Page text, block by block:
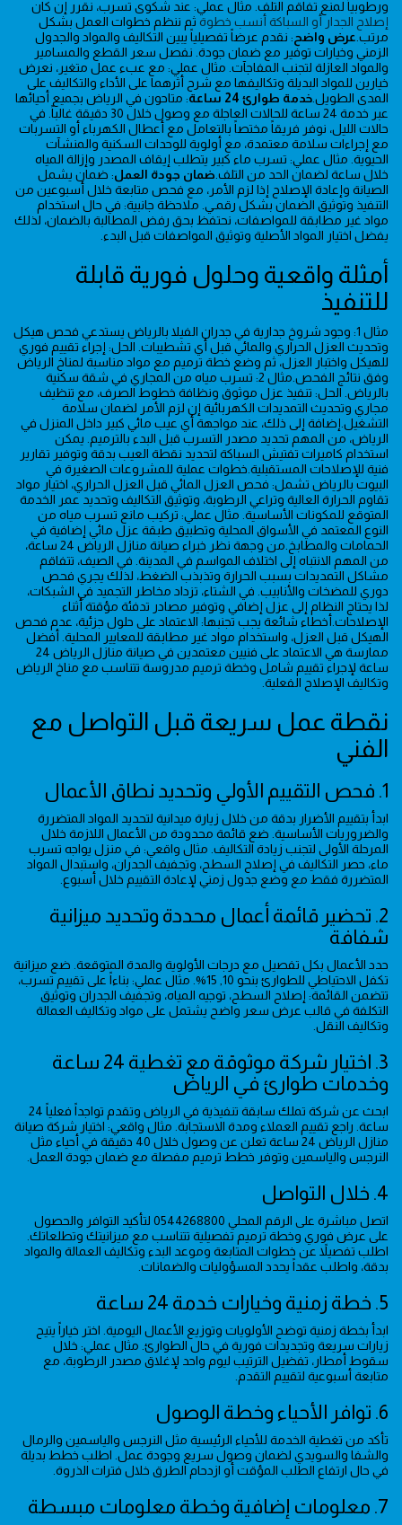
ورطوبياً لمنع تفاقم التلف. مثال عملي: عند شكوى تسرب، نقرر إن كان
إصلاح الجدار أو السباكة أنسب خطوة ثم ننظم خطوات العمل بشكل
مرتب. عرض واضح: نقدم عرضاً تفصيلياً يبين التكاليف والمواد والجدول
الزمني وخيارات توفير مع ضمان جودة. نفصل سعر القطع والمسامير
والمواد العازلة لتجنب المفاجآت. مثال عملي: مع عبء عمل متغير، نعرض
خيارين للمواد البديلة وتكاليفها مع شرح أثرهما على الأداء والتكاليف على
المدى الطويل.خدمة طوارئ 24 ساعة
: متاحون في الرياض بجميع أحيائها
عبر خدمة 24 ساعة للحالات العاجلة مع وصول خلال 30 دقيقة غالباً. في
حالات الليل، نوفر فريقاً مختصاً بالتعامل مع أعطال الكهرباء أو التسربات
مع إجراءات سلامة معتمدة، مع أولوية للوحدات السكنية والمنشآت
الحيوية. مثال عملي: تسرب ماء كبير يتطلب إيقاف المصدر وإزالة المياه
خلال ساعة لضمان الحد من التلف. ضمان جودة العمل: ضمان يشمل
الصيانة وإعادة الإصلاح إذا لزم الأمر، مع فحص متابعة خلال أسبوعين من
التنفيذ وتوثيق الضمان بشكل رقمـي. ملاحظة جانبية: في حال استخدام
مواد غير مطابقة للمواصفات، نحتفظ بحق رفض المطالبة بالضمان، لذلك
يفضل اختيار المواد الأصلية وتوثيق المواصفات قبل البدء.
أمثلة واقعية وحلول فورية قابلة
للتنفيذ
مثال 1: وجود شروخ جدارية في جدران الفيلا بالرياض يستدعي فحص هيكل
وتحديث العزل الحراري والمائي قبل أي تشطيبات. الحل: إجراء تقييم فوري
للهيكل واختبار العزل، ثم وضع خطة ترميم مع مواد مناسبة لمناخ الرياض
وفق نتائج الفحص.مثال 2: تسرب مياه من المجاري في شقة سكنية
بالرياض. الحل: تنفيذ عزل موثوق ونظافة خطوط الصرف، مع تنظيف
مجاري وتحديث التمديدات الكهربائية إن لزم الأمر لضمان سلامة
التشغيل.إضافة إلى ذلك، عند مواجهة أي عيب مائي كبير داخل المنزل في
الرياض، من المهم تحديد مصدر التسرب قبل البدء بالترميم. يمكن
استخدام كاميرات تفتيش السباكة لتحديد نقطة العيب بدقة وتوفير تقارير
فنية للإصلاحات المستقبلية.خطوات عملية للمشروعات الصغيرة في
البيوت بالرياض تشمل: فحص العزل المائي قبل العزل الحراري، اختيار مواد
تقاوم الحرارة العالية وتراعي الرطوبة، وتوثيق التكاليف وتحديد عمر الخدمة
المتوقع للمكونات الأساسية. مثال عملي: تركيب مانع تسرب مياه من
النوع المعتمد في الأسواق المحلية وتطبيق طبقة عزل مائي إضافية في
الحمامات والمطابخ.من وجهة نظر خبراء صيانة منازل الرياض 24 ساعة،
من المهم الانتباه إلى اختلاف المواسم في المدينة. في الصيف، تتفاقم
مشاكل التمديدات بسبب الحرارة وتذبذب الضغط، لذلك يجري فحص
دوري للمضخات والأنابيب. في الشتاء، تزداد مخاطر التجميد في الشبكات،
لذا يحتاج النظام إلى عزل إضافي وتوفير مصادر تدفئة مؤقتة أثناء
الإصلاحات.أخطاء شائعة يجب تجنبها: الاعتماد على حلول جزئية، عدم فحص
الهيكل قبل العزل، واستخدام مواد غير مطابقة للمعايير المحلية. أفضل
ممارسة هي الاعتماد على فنيين معتمدين في صيانة منازل الرياض 24
ساعة لإجراء تقييم شامل وخطة ترميم مدروسة تتناسب مع مناخ الرياض
وتكاليف الإصلاح الفعلية.
نقطة عمل سريعة قبل التواصل مع
الفني
1. فحص التقييم الأولي وتحديد نطاق الأعمال
ابدأ بتقييم الأضرار بدقة من خلال زيارة ميدانية لتحديد المواد المتضررة
والضروريات الأساسية. ضع قائمة محدودة من الأعمال اللازمة خلال
المرحلة الأولى لتجنب زيادة التكاليف. مثال واقعي: في منزل يواجه تسرب
ماء، حصر التكاليف في إصلاح السطح، وتجفيف الجدران، واستبدال المواد
المتضررة فقط مع وضع جدول زمني لإعادة التقييم خلال أسبوع.
2. تحضير قائمة أعمال محددة وتحديد ميزانية
شفافة
حدد الأعمال بكل تفصيل مع درجات الأولوية والمدة المتوقعة. ضع ميزانية
تكفل الاحتياطي للطوارئ بنحو 10, 15%. مثال عملي: بناءاً على تقييم تسرب،
تتضمن القائمة: إصلاح السطح، توجيه المياه، وتجفيف الجدران وتوثيق
التكلفة في قالب عرض سعر واضح يشتمل على مواد وتكاليف العمالة
وتكاليف النقل.
3. اختيار شركة موثوقة مع تغطية 24 ساعة
وخدمات طوارئ في الرياض
ابحث عن شركة تملك سابقة تنفيذية في الرياض وتقدم تواجداً فعلياً 24
ساعة. راجع تقييم العملاء ومدة الاستجابة. مثال واقعي: اختيار شركة صيانة
منازل الرياض 24 ساعة تعلن عن وصول خلال 40 دقيقة في أحياء مثل
النرجس والياسمين وتوفر خطط ترميم مفصلة مع ضمان جودة العمل.
4. خلال التواصل
اتصل مباشرة على الرقم المحلي 0544268800 لتأكيد التوافر والحصول
على عرض فوري وخطة ترميم تفصيلية تتناسب مع ميزانيتك وتطلعاتك.
اطلب تفصيلاً عن خطوات المتابعة وموعد البدء وتكاليف العمالة والمواد
بدقة، واطلب عقداً يحدد المسؤوليات والضمانات.
5. خطة زمنية وخيارات خدمة 24 ساعة
ابدأ بخطة زمنية توضح الأولويات وتوزيع الأعمال اليومية. اختر خياراً يتيح
زيارات سريعة وتجديدات فورية في حال الطوارئ. مثال عملي: خلال
سقوط أمطار، تفضيل الترتيب ليوم واحد لإغلاق مصدر الرطوبة، مع
متابعة أسبوعية لتقييم التقدم.
6. توافر الأحياء وخطة الوصول
تأكد من تغطية الخدمة للأحياء الرئيسية مثل النرجس والياسمين والرمال
والشفا والسويدي لضمان وصول سريع وجودة عمل. اطلب خطط بديلة
في حال ارتفاع الطلب المؤقت أو ازدحام الطرق خلال فترات الذروة.
7. معلومات إضافية وخطة معلومات مبسطة